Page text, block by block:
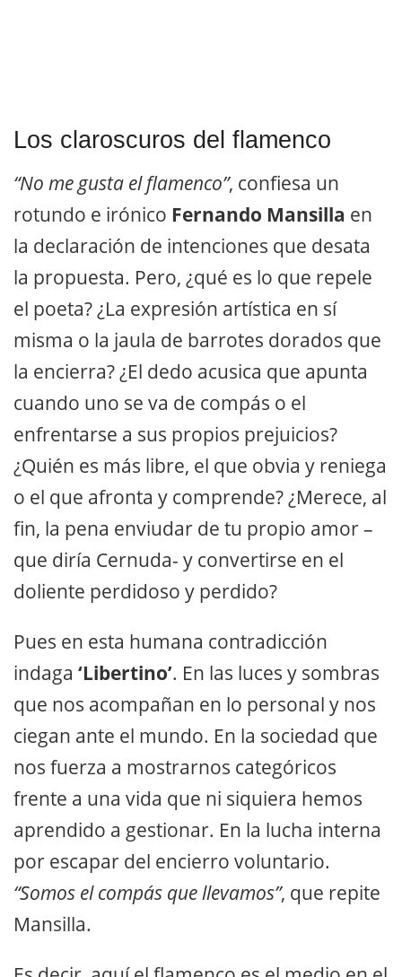
Los claroscuros del flamenco
“No me gusta el flamenco”, confiesa un
rotundo e irónico Fernando Mansilla en
la declaración de intenciones que desata
la propuesta. Pero, ¿qué es lo que repele
el poeta? ¿La expresión artística en sí
misma o la jaula de barrotes dorados que
la encierra? ¿El dedo acusica que apunta
cuando uno se va de compás o el
enfrentarse a sus propios prejuicios?
¿Quién es más libre, el que obvia y reniega
o el que afronta y comprende? ¿Merece, al
fin, la pena enviudar de tu propio amor –
que diría Cernuda- y convertirse en el
doliente perdidoso y perdido?
Pues en esta humana contradicción
indaga ‘Libertino’. En las luces y sombras
que nos acompañan en lo personal y nos
ciegan ante el mundo. En la sociedad que
nos fuerza a mostrarnos categóricos
frente a una vida que ni siquiera hemos
aprendido a gestionar. En la lucha interna
por escapar del encierro voluntario.
“Somos el compás que llevamos”, que repite
Mansilla.